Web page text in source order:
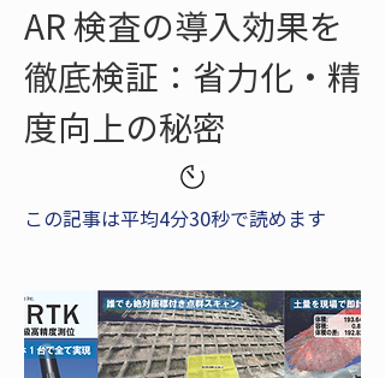
AR 検査の導入効果を
徹底検証：省力化・精
度向上の秘密
この記事は平均4分30秒で読めます